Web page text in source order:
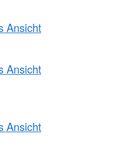
Ansicht
Ansicht
Ansicht